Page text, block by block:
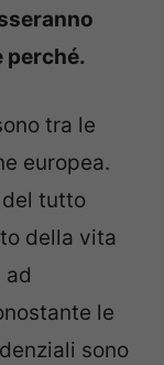
perché.
tra le
europea.
del tutto
della vita
ad
le
sono